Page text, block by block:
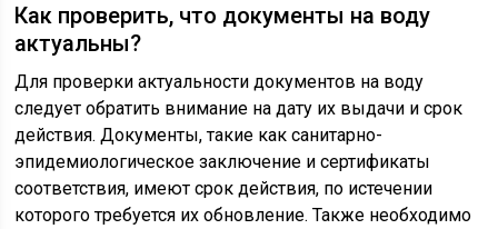
Как проверить, что документы на воду
актуальны?
Для проверки актуальности документов на воду
следует обратить внимание на дату их выдачи и срок
действия. Документы, такие как санитарно-
эпидемиологическое заключение и сертификаты
соответствия, имеют срок действия, по истечении
которого требуется их обновление. Также необходимо